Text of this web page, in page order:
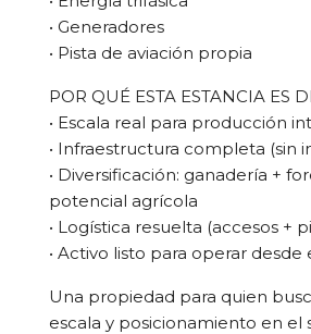
• Generadores
• Pista de aviación propia
POR QUÉ ESTA ESTANCIA ES
• Escala real para producción
• Infraestructura completa (sin
• Diversificación: ganadería +
potencial agrícola
• Logística resuelta (accesos +
• Activo listo para operar
Una propiedad para quien
escala y posicionamiento en el